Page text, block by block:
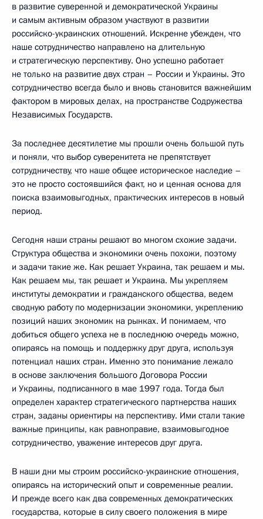
в развитие суверенной и демократической Украины
и самым активным образом участвуют в развитии
российско-украинских отношений. Искренне убежден, что
наше сотрудничество направлено на длительную
и стратегическую перспективу. Оно успешно работает
не только на развитие двух стран – России и Украины. Это
сотрудничество всегда было и вновь становится важнейшим
фактором в мировых делах, на пространстве Содружества
Независимых Государств.
За последнее десятилетие мы прошли очень большой путь
и поняли, что выбор суверенитета не препятствует
сотрудничеству, что наше общее историческое наследие –
это не просто состоявшийся факт, но и ценная основа для
поиска взаимовыгодных, практических интересов в новый
период.
Сегодня наши страны решают во многом схожие задачи.
Структура общества и экономики очень похожи, поэтому
и задачи такие же. Как решает Украина, так решаем и мы.
Как решаем мы, так решает и Украина. Мы укрепляем
институты демократии и гражданского общества, ведем
сводную работу по модернизации экономики, укреплению
позиций наших экономик на рынках. И понимаем, что
добиться общего успеха не в последнюю очередь можно,
опираясь на помощь и поддержку друг друга, используя
потенциал наших стран. Именно это понимание лежало
в основе заключения большого Договора России
и Украины, подписанного в мае 1997 года. Тогда был
определен характер стратегического партнерства наших
стран, заданы ориентиры на перспективу. Ими стали такие
важные принципы, как равноправие, взаимовыгодное
сотрудничество, уважение интересов друг друга.
В наши дни мы строим российско-украинские отношения,
опираясь на исторический опыт и современные реалии.
И прежде всего как два современных демократических
государства, которые в силу своего положения в мире